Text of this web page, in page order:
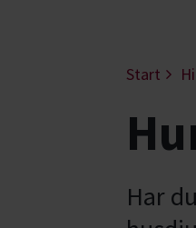
Start
Har